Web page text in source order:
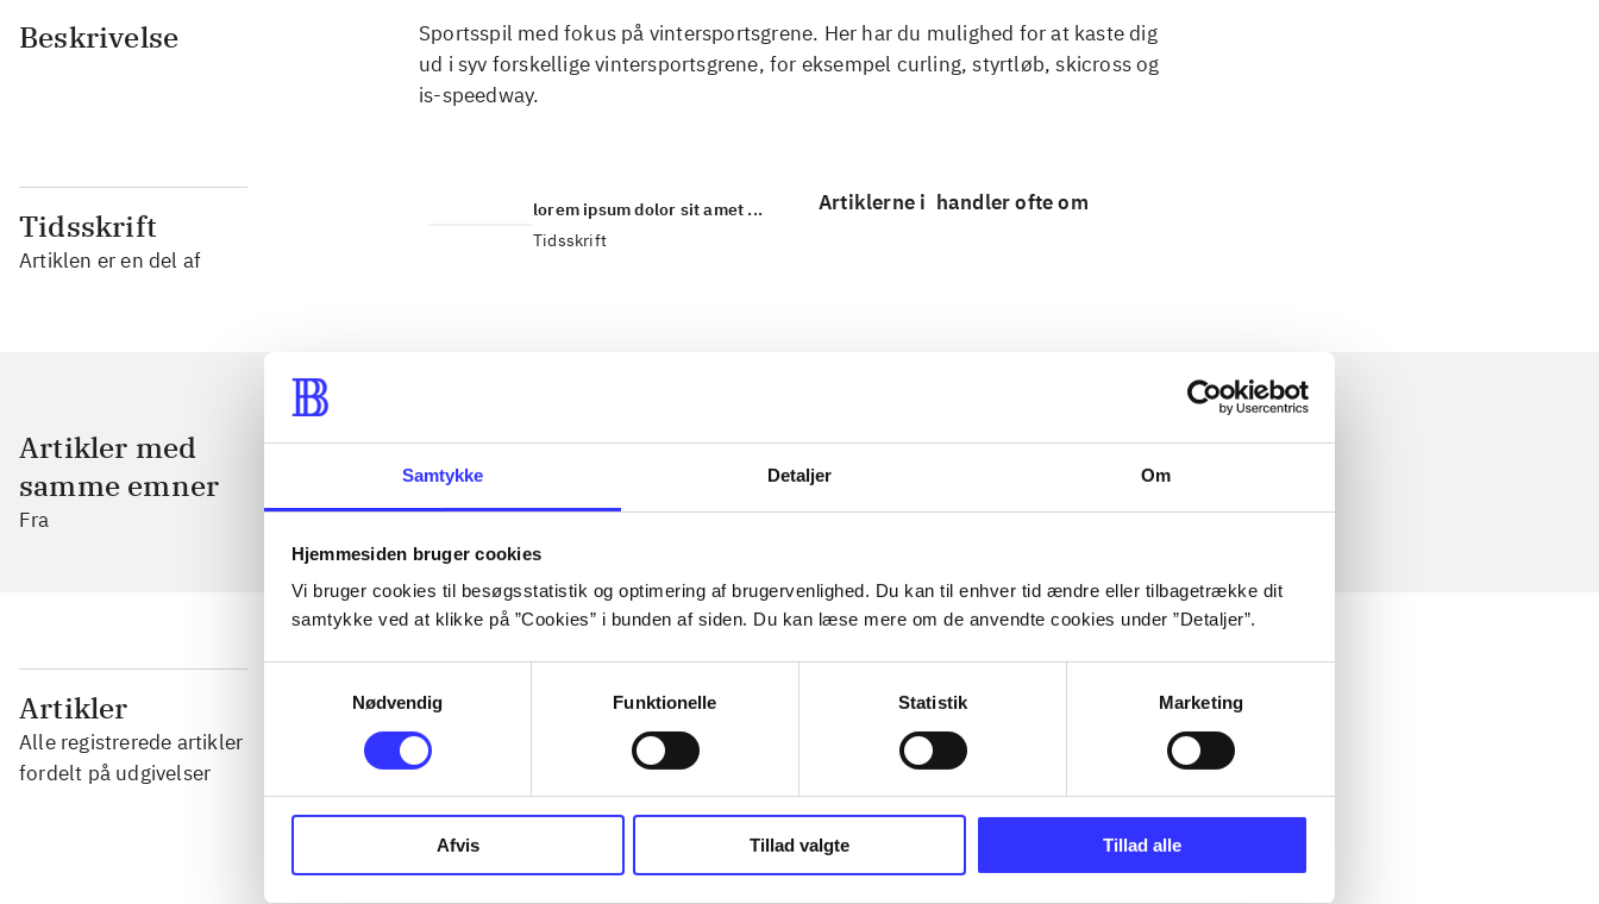
Samtykke Detaljer Om
Hjemmesiden bruger cookies
Vi bruger cookies til besøgsstatistik og optimering af brugervenlighed. Du kan til enhver tid ændre eller tilbagetrække dit
samtykke ved at klikke på ”Cookies” i bunden af siden. Du kan læse mere om de anvendte cookies under ”Detaljer”.
Nødvendig
Funktionelle Statistik Marketing
Afvis Tillad valgte Tillad alle
Beskrivelse
Sportsspil med fokus på vintersportsgrene. Her har du mulighed for at kaste dig
ud i syv forskellige vintersportsgrene, for eksempel curling, styrtløb, skicross og
is-speedway.
Tidsskrift
Artiklen er en del af
lorem ipsum dolor sit amet ...
Tidsskrift
Artiklerne i handler ofte om
Artikler med
samme emner
Fra
Artikler
Alle registrerede artikler
fordelt på udgivelser
...
...